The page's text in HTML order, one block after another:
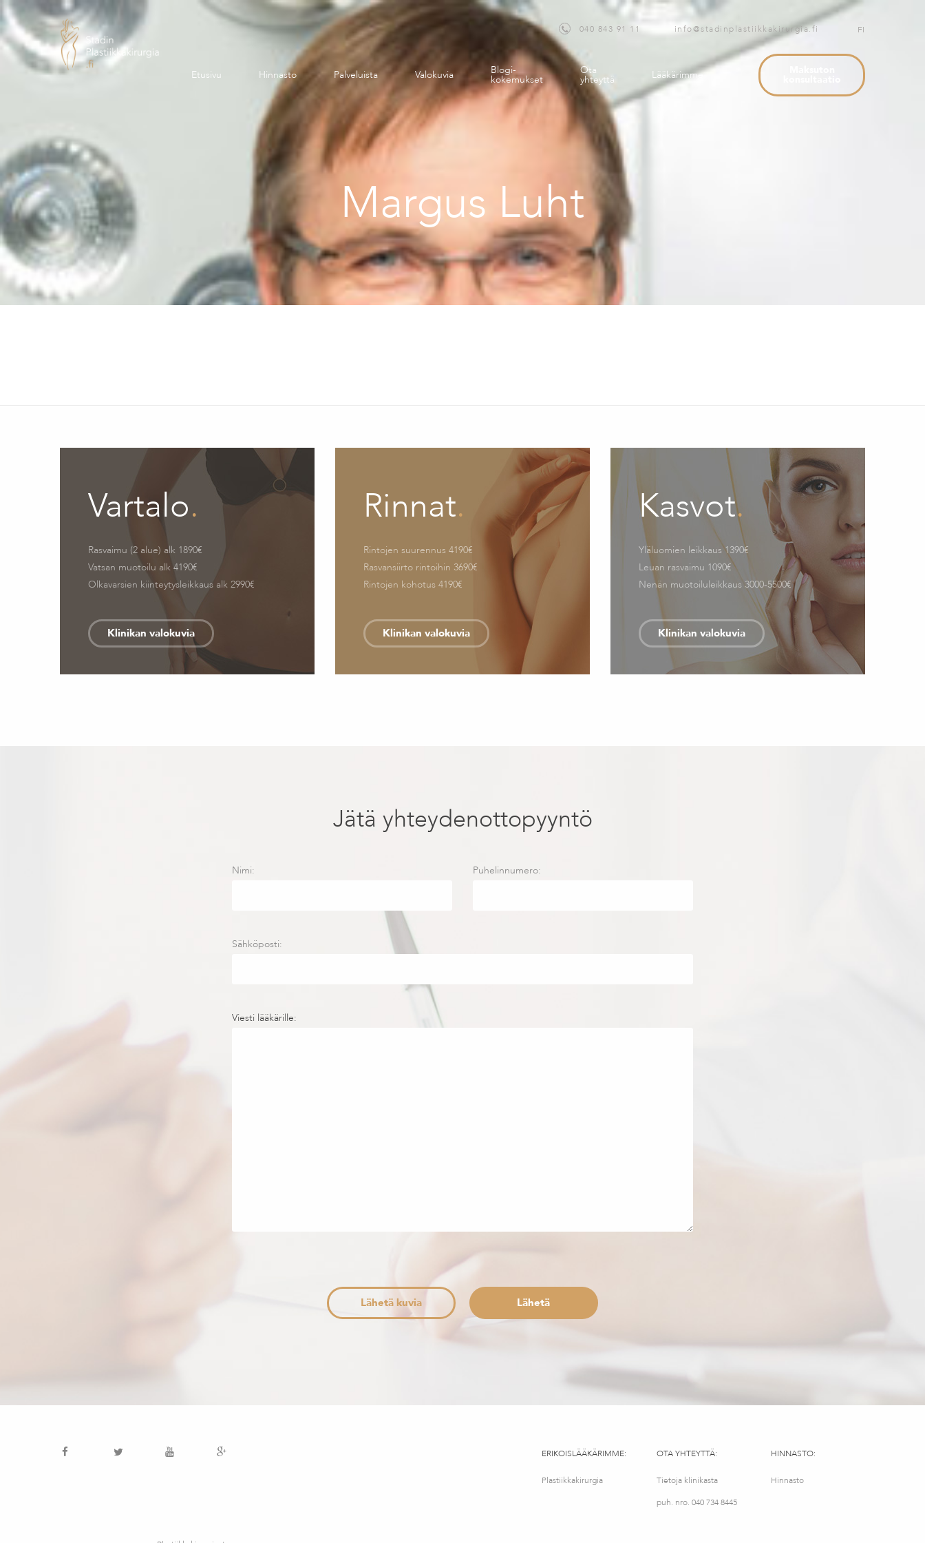
040 843 91 11 info@stadinplastiikkakirurgia.fi FI
Etusivu Hinnasto Palveluista Valokuvia Blogi-
kokemukset
Ota
yhteyttä Lääkärimme
Margus Luht
Vartalo.
Rasvaimu (2 alue) alk 1890€
Vatsan muotoilu alk 4190€
Olkavarsien kiinteytysleikkaus alk 2990€
Klinikan valokuvia
Rinnat.
Rintojen suurennus 4190€
Rasvansiirto rintoihin 3690€
Rintojen kohotus 4190€
Klinikan valokuvia
Kasvot.
Yläluomien leikkaus 1390€
Leuan rasvaimu 1090€
Nenän muotoiluleikkaus 3000-5500€
Klinikan valokuvia
Jätä yhteydenottopyyntö
Nimi: Puhelinnumero:
Sähköposti:
Viesti lääkärille:
Lähetä kuvia
ERIKOISLÄÄKÄRIMME:
Plastiikkakirurgia
OTA YHTEYTTÄ:
Tietoja klinikasta
puh. nro. 040 734 8445
HINNASTO:
Hinnasto